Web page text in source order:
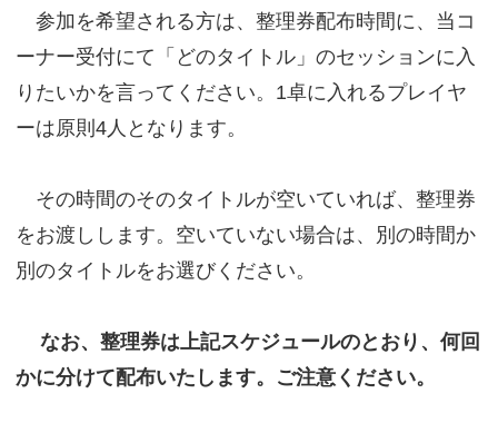
参加を希望される方は、整理券配布時間に、当コ
ーナー受付にて「どのタイトル」のセッションに入
りたいかを言ってください。1卓に入れるプレイヤ
ーは原則4人となります。
その時間のそのタイトルが空いていれば、整理券
をお渡しします。空いていない場合は、別の時間か
別のタイトルをお選びください。
なお、整理券は上記スケジュールのとおり、何回
かに分けて配布いたします。ご注意ください。